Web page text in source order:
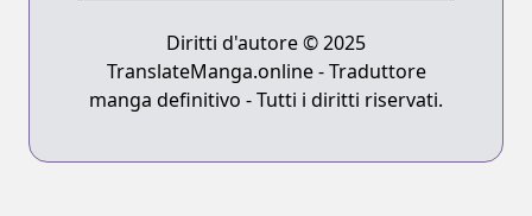
Diritti d'autore © 2025
TranslateManga.online - Traduttore
manga definitivo - Tutti i diritti riservati.